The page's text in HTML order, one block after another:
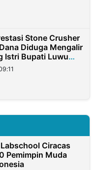
Stone Crusher
Diduga Mengalir
Istri Bupati Luwu
Ciracas
Pemimpin Muda